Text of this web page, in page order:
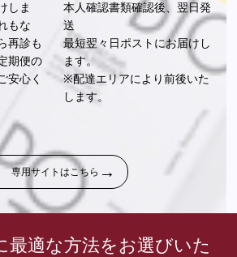
しま
もな
再診も
期便の
安心く
本人確認書類確認後、翌日発
送
最短翌々日ポストにお届けし
ます。
※配達エリアにより前後いた
します。
専用サイトはこちら
最適な方法をお選びいた